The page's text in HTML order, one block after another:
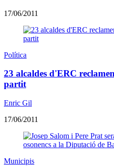
17/06/2011
Política
23 alcaldes d'ERC
partit
Enric Gil
17/06/2011
Municipis